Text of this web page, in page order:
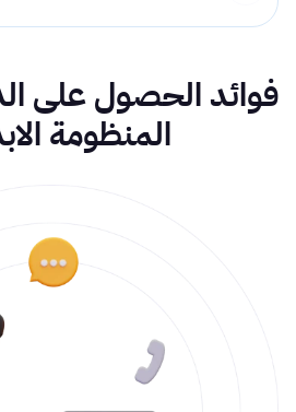
of
فوائد الحصول على
المنظومة